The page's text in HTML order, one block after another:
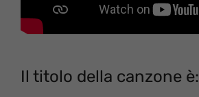
Il titolo della canzone è: